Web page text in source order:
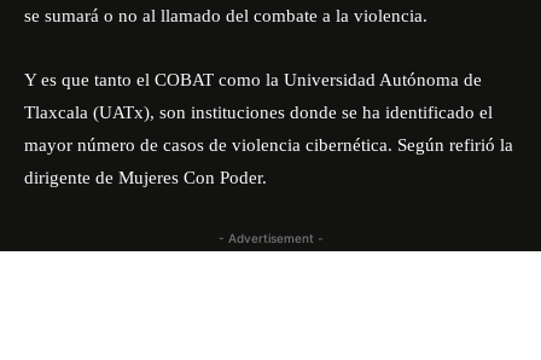
se sumará o no al llamado del combate a la violencia.
Y es que tanto el COBAT como la Universidad Autónoma de
Tlaxcala (UATx), son instituciones donde se ha identificado el
mayor número de casos de violencia cibernética. Según refirió la
dirigente de Mujeres Con Poder.
- Advertisement -